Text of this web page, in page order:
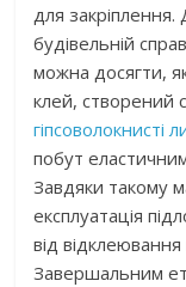
для закріплення.
будівельній
можна досягти,
клей, створений
гіпсоволокнисті
побут
Завдяки такому
експлуатація
від відклеювання
Завершальним